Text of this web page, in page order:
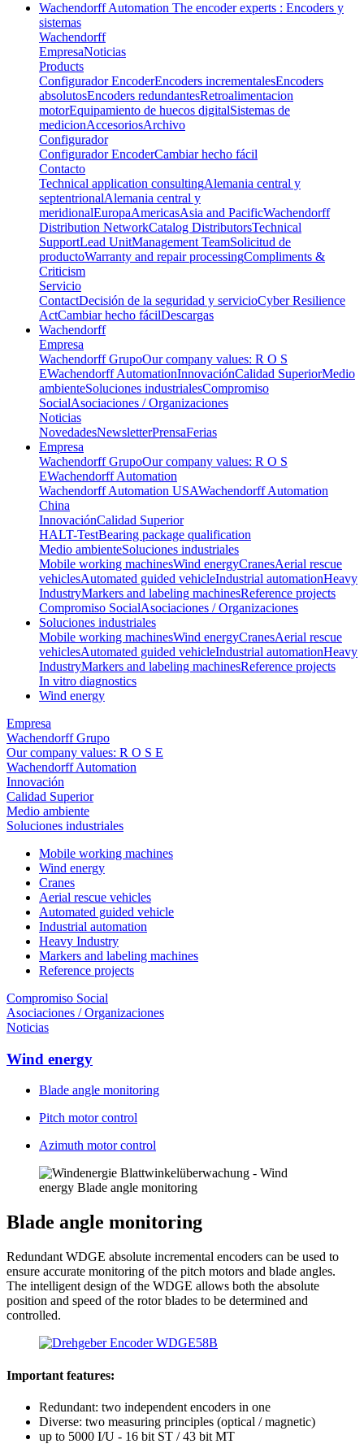
Wachendorff Automation The encoder experts : Encoders y
sistemas
Wachendorff
EmpresaNoticias
Products
Configurador EncoderEncoders incrementalesEncoders
absolutosEncoders redundantesRetroalimentacion
motorEquipamiento de huecos digitalSistemas de
medicionAccesoriosArchivo
Configurador
Configurador EncoderCambiar hecho fácil
Contacto
Technical application consultingAlemania central y
septentrionalAlemania central y
meridionalEuropaAmericasAsia and PacificWachendorff
Distribution NetworkCatalog DistributorsTechnical
SupportLead UnitManagement TeamSolicitud de
productoWarranty and repair processingCompliments &
Criticism
Servicio
ContactDecisión de la seguridad y servicioCyber Resilience
ActCambiar hecho fácilDescargas
Wachendorff
Empresa
Wachendorff GrupoOur company values: R O S
EWachendorff AutomationInnovaciónCalidad SuperiorMedio
ambienteSoluciones industrialesCompromiso
SocialAsociaciones / Organizaciones
Noticias
NovedadesNewsletterPrensaFerias
Empresa
Wachendorff GrupoOur company values: R O S
EWachendorff Automation
Wachendorff Automation USAWachendorff Automation
China
InnovaciónCalidad Superior
HALT-TestBearing package qualification
Medio ambienteSoluciones industriales
Mobile working machinesWind energyCranesAerial rescue
vehiclesAutomated guided vehicleIndustrial automationHeavy
IndustryMarkers and labeling machinesReference projects
Compromiso SocialAsociaciones / Organizaciones
Soluciones industriales
Mobile working machinesWind energyCranesAerial rescue
vehiclesAutomated guided vehicleIndustrial automationHeavy
IndustryMarkers and labeling machinesReference projects
In vitro diagnostics
Wind energy
Empresa
Wachendorff Grupo
Our company values: R O S E
Wachendorff Automation
Innovación
Calidad Superior
Medio ambiente
Soluciones industriales
Mobile working machines
Wind energy
Cranes
Aerial rescue vehicles
Automated guided vehicle
Industrial automation
Heavy Industry
Markers and labeling machines
Reference projects
Compromiso Social
Asociaciones / Organizaciones
Noticias
Wind energy
Blade angle monitoring
Pitch motor control
Azimuth motor control
Blade angle monitoring
Redundant WDGE absolute incremental encoders can be used to
ensure accurate monitoring of the pitch motors and blade angles.
The intelligent design of the WDGE allows both the absolute
position and speed of the rotor blades to be determined and
controlled.
Important features:
Redundant: two independent encoders in one
Diverse: two measuring principles (optical / magnetic)
up to 5000 I/U - 16 bit ST / 43 bit MT